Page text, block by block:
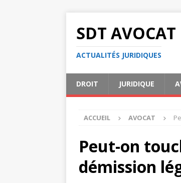
SDT AVOCAT
ACTUALITÉS JURIDIQUES
DROIT JURIDIQUE
ACCUEIL AVOCAT
Peut-on
démission